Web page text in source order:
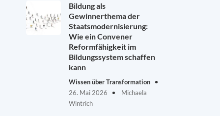
Bildung als
Gewinnerthema der
Staatsmodernisierung:
Wie ein Convener
Reformfähigkeit im
Bildungssystem schaffen
kann
Wissen über Transformation
26. Mai 2026
Michaela
Wintrich